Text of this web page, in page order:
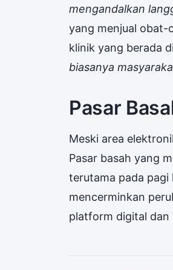
mengandalkan
yang menjual obat-
klinik yang berada
biasanya
Pasar
Meski area
Pasar basah yang
terutama pada pagi
mencerminkan
platform digital dan